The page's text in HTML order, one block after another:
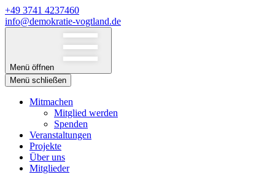
+49 3741 4237460
info@demokratie-vogtland.de
Menü öffnen
Menü schließen
Mitmachen
Mitglied werden
Spenden
Veranstaltungen
Projekte
Über uns
Mitglieder